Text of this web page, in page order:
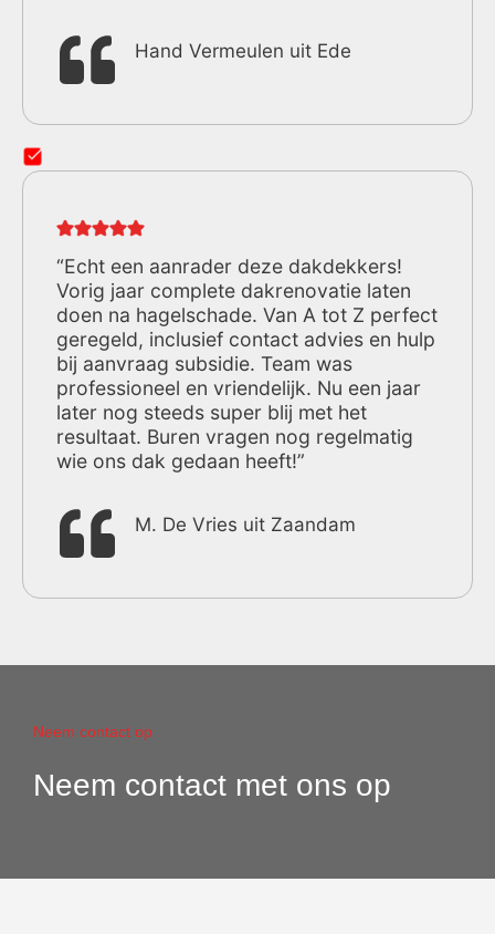
Hand Vermeulen uit Ede
“Echt een aanrader deze dakdekkers!
Vorig jaar complete dakrenovatie laten
doen na hagelschade. Van A tot Z perfect
geregeld, inclusief contact advies en hulp
bij aanvraag subsidie. Team was
professioneel en vriendelijk. Nu een jaar
later nog steeds super blij met het
resultaat. Buren vragen nog regelmatig
wie ons dak gedaan heeft!”
M. De Vries uit Zaandam
Neem contact op
Neem contact met ons op